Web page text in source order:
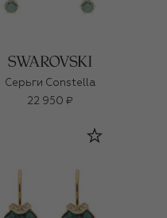
Серьги Constella
22 950 ₽